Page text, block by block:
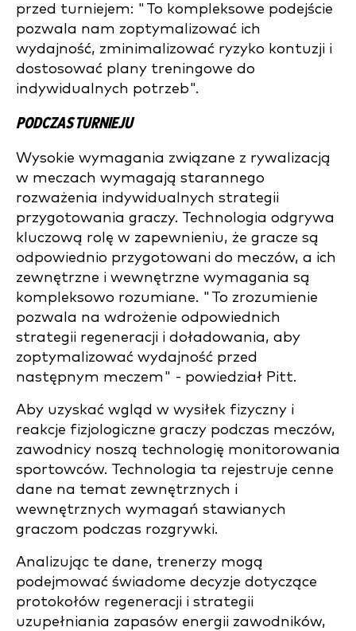
przed turniejem: "To kompleksowe podejście
pozwala nam zoptymalizować ich
wydajność, zminimalizować ryzyko kontuzji i
dostosować plany treningowe do
indywidualnych potrzeb".
PODCZAS TURNIEJU
Wysokie wymagania związane z rywalizacją
w meczach wymagają starannego
rozważenia indywidualnych strategii
przygotowania graczy. Technologia odgrywa
kluczową rolę w zapewnieniu, że gracze są
odpowiednio przygotowani do meczów, a ich
zewnętrzne i wewnętrzne wymagania są
kompleksowo rozumiane. "To zrozumienie
pozwala na wdrożenie odpowiednich
strategii regeneracji i doładowania, aby
zoptymalizować wydajność przed
następnym meczem" - powiedział Pitt.
Aby uzyskać wgląd w wysiłek fizyczny i
reakcje fizjologiczne graczy podczas meczów,
zawodnicy noszą technologię monitorowania
sportowców. Technologia ta rejestruje cenne
dane na temat zewnętrznych i
wewnętrznych wymagań stawianych
graczom podczas rozgrywki.
Analizując te dane, trenerzy mogą
podejmować świadome decyzje dotyczące
protokołów regeneracji i strategii
uzupełniania zapasów energii zawodników,